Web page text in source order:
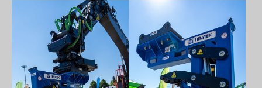
Show larger version Show larger version